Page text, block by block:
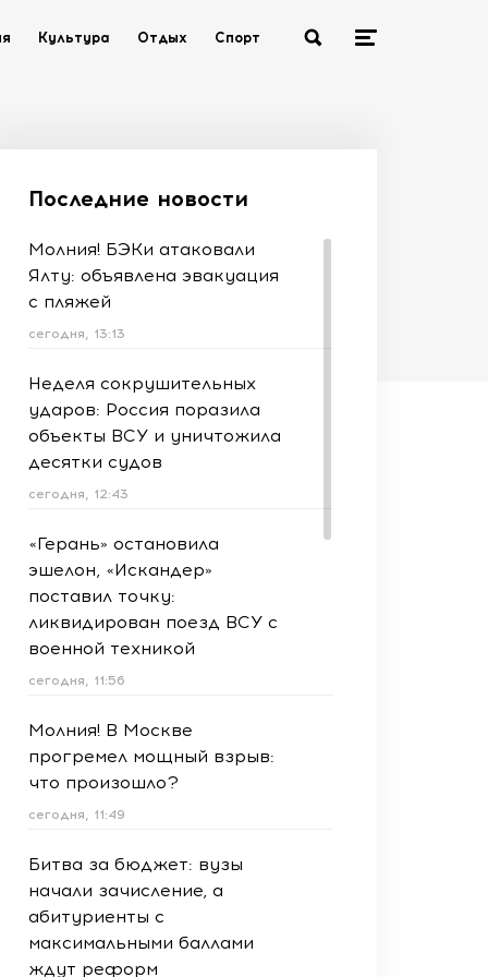
Культура Отдых Спорт
Последние новости
Молния! БЭКи атаковали
Ялту: объявлена эвакуация
с пляжей
сегодня, 13:13
Неделя сокрушительных
ударов: Россия поразила
объекты ВСУ и уничтожила
десятки судов
сегодня, 12:43
«Герань» остановила
эшелон, «Искандер»
поставил точку:
ликвидирован поезд ВСУ с
военной техникой
сегодня, 11:56
Молния! В Москве
прогремел мощный взрыв:
что произошло?
сегодня, 11:49
Битва за бюджет: вузы
начали зачисление, а
абитуриенты с
максимальными баллами
ждут реформ